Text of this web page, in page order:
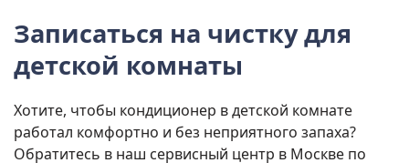
Записаться на чистку для
детской комнаты
Хотите, чтобы кондиционер в детской комнате
работал комфортно и без неприятного запаха?
Обратитесь в наш сервисный центр в Москве по